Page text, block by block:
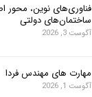
فناوری‌های نوین، محور
ساختمان‌های دولتی
آگوست 3, 2026
مهارت های مهندس فردا
آگوست 1, 2026